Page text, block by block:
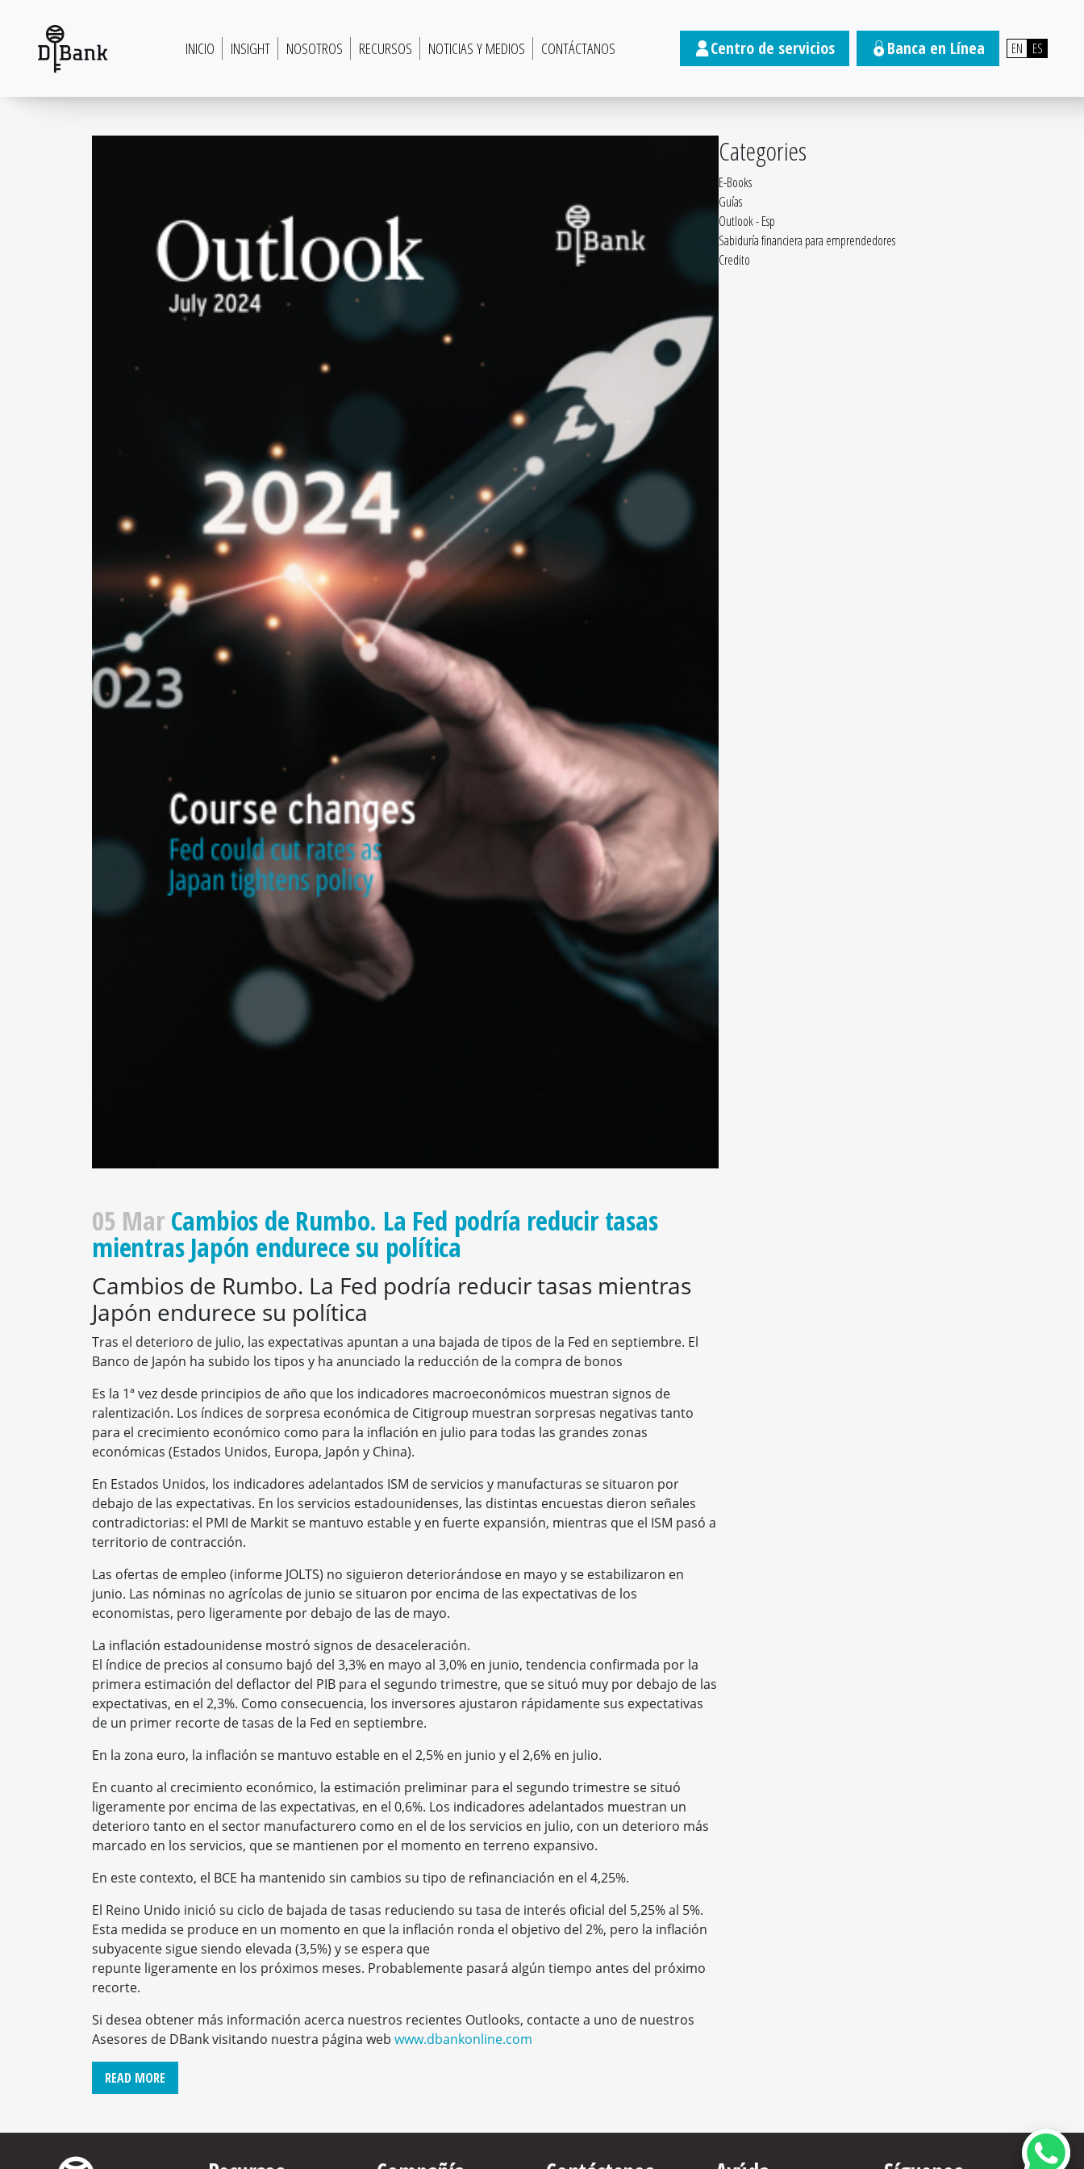
Navegación principal INICIO INSIGHT NOSOTROS RECURSOS NOTICIAS Y MEDIOS CONTÁCTANOS Centro de servicios Banca en Línea EN ES
05 MarCambios de Rumbo. La Fed podría reducir tasas
mientras Japón endurece su política
Cambios de Rumbo. La Fed podría reducir tasas mientras
Japón endurece su política
Tras el deterioro de julio, las expectativas apuntan a una bajada de tipos de la Fed en septiembre. El
Banco de Japón ha subido los tipos y ha anunciado la reducción de la compra de bonos
Es la 1ª vez desde principios de año que los indicadores macroeconómicos muestran signos de
ralentización. Los índices de sorpresa económica de Citigroup muestran sorpresas negativas tanto
para el crecimiento económico como para la inflación en julio para todas las grandes zonas
económicas (Estados Unidos, Europa, Japón y China).
En Estados Unidos, los indicadores adelantados ISM de servicios y manufacturas se situaron por
debajo de las expectativas. En los servicios estadounidenses, las distintas encuestas dieron señales
contradictorias: el PMI de Markit se mantuvo estable y en fuerte expansión, mientras que el ISM pasó a
territorio de contracción.
Las ofertas de empleo (informe JOLTS) no siguieron deteriorándose en mayo y se estabilizaron en
junio. Las nóminas no agrícolas de junio se situaron por encima de las expectativas de los
economistas, pero ligeramente por debajo de las de mayo.
La inflación estadounidense mostró signos de desaceleración.
El índice de precios al consumo bajó del 3,3% en mayo al 3,0% en junio, tendencia confirmada por la
primera estimación del deflactor del PIB para el segundo trimestre, que se situó muy por debajo de las
expectativas, en el 2,3%. Como consecuencia, los inversores ajustaron rápidamente sus expectativas
de un primer recorte de tasas de la Fed en septiembre.
En la zona euro, la inflación se mantuvo estable en el 2,5% en junio y el 2,6% en julio.
En cuanto al crecimiento económico, la estimación preliminar para el segundo trimestre se situó
ligeramente por encima de las expectativas, en el 0,6%. Los indicadores adelantados muestran un
deterioro tanto en el sector manufacturero como en el de los servicios en julio, con un deterioro más
marcado en los servicios, que se mantienen por el momento en terreno expansivo.
En este contexto, el BCE ha mantenido sin cambios su tipo de refinanciación en el 4,25%.
El Reino Unido inició su ciclo de bajada de tasas reduciendo su tasa de interés oficial del 5,25% al 5%.
Esta medida se produce en un momento en que la inflación ronda el objetivo del 2%, pero la inflación
subyacente sigue siendo elevada (3,5%) y se espera que
repunte ligeramente en los próximos meses. Probablemente pasará algún tiempo antes del próximo
recorte.
Si desea obtener más información acerca nuestros recientes Outlooks, contacte a uno de nuestros
Asesores de DBank visitando nuestra página web www.dbankonline.com
READ MORE
Categories
E-Books
Guías
Outlook - Esp
Sabiduría financiera para emprendedores
Credito